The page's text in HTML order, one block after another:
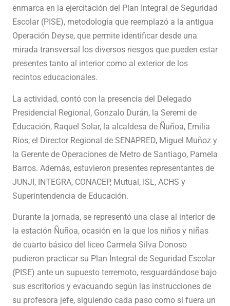
enmarca en la ejercitación del Plan Integral de Seguridad
Escolar (PISE), metodología que reemplazó a la antigua
Operación Deyse, que permite identificar desde una
mirada transversal los diversos riesgos que pueden estar
presentes tanto al interior como al exterior de los
recintos educacionales.
La actividad, contó con la presencia del Delegado
Presidencial Regional, Gonzalo Durán, la Seremi de
Educación, Raquel Solar, la alcaldesa de Ñuñoa, Emilia
Ríos, el Director Regional de SENAPRED, Miguel Muñoz y
la Gerente de Operaciones de Metro de Santiago, Pamela
Barros. Además, estuvieron presentes representantes de
JUNJI, INTEGRA, CONACEP, Mutual, ISL, ACHS y
Superintendencia de Educación.
Durante la jornada, se representó una clase al interior de
la estación Ñuñoa, ocasión en la que los niños y niñas
de cuarto básico del liceo Carmela Silva Donoso
pudieron practicar su Plan Integral de Seguridad Escolar
(PISE) ante un supuesto terremoto, resguardándose bajo
sus escritorios y evacuando según las instrucciones de
su profesora jefe, siguiendo cada paso como si fuera un